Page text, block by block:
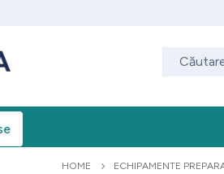
HOME ECHIPAMENTE